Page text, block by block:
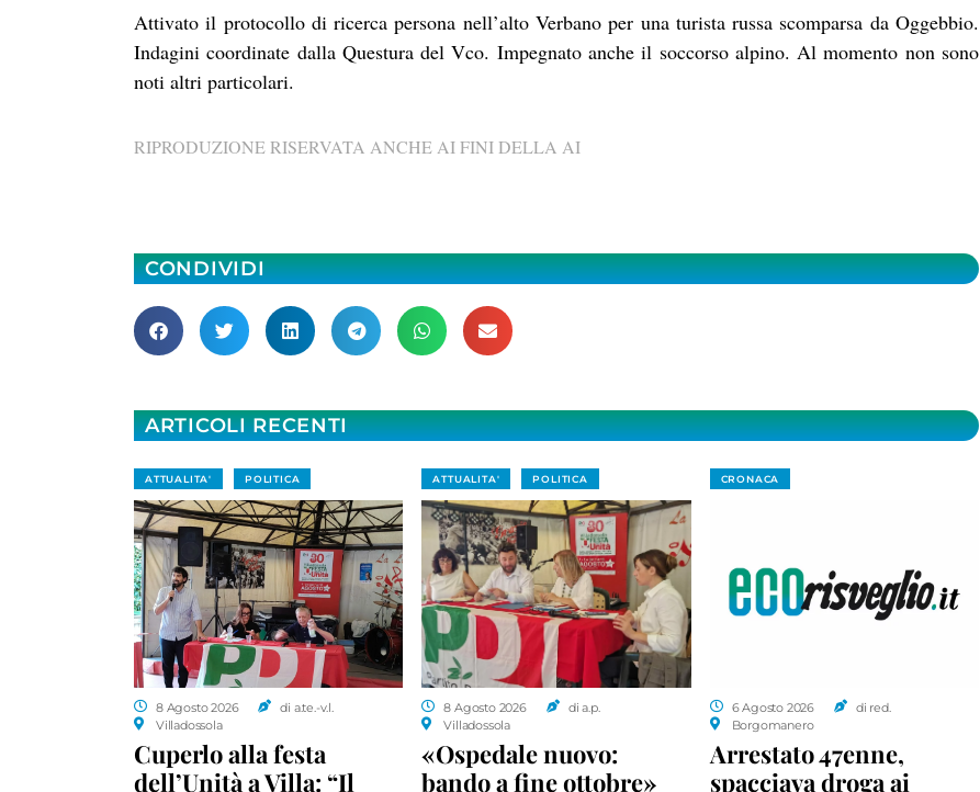
Attivato il protocollo di ricerca persona nell’alto Verbano per una turista russa scomparsa da Oggebbio.
Indagini coordinate dalla Questura del Vco. Impegnato anche il soccorso alpino. Al momento non sono
noti altri particolari.
RIPRODUZIONE RISERVATA ANCHE AI FINI DELLA AI
CONDIVIDI
ARTICOLI RECENTI
ATTUALITA' POLITICA
8 Agosto 2026
di a.te.-v.l.
Villadossola
Cuperlo alla festa
dell’Unità a Villa: “Il
ATTUALITA' POLITICA
8 Agosto 2026
di a.p.
Villadossola
«Ospedale nuovo:
bando a fine ottobre»
CRONACA
6 Agosto 2026
di red.
Borgomanero
Arrestato 47enne,
spacciava droga ai